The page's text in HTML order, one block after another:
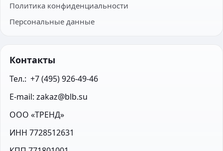
Политика конфиденциальности
Персональные данные
Контакты
Тел.:  +7 (495) 926-49-46
E-mail: zakaz@blb.su
ООО «ТРЕНД»
ИНН 7728512631